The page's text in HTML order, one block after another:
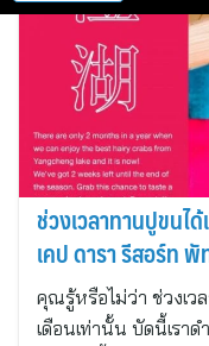
ช่วงเวลาทานปูขนไ
เคป ดารา รีสอร์ท
คุณรู้หรือไม่ว่า ช่วงเ
เดือนเท่านั้น บัดนี้เรา